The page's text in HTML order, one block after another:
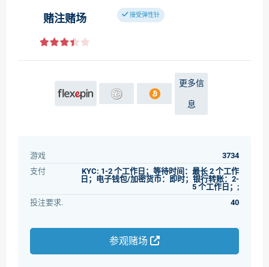
赌注赌场 接受弹性针
更多信
息
游戏
3734
支付
KYC: 1-2 个工作日；等待时间：最长 2 个工作
日；电子钱包/加密货币：即时；银行转账：2-
5 个工作日；;
投注要求.
40
参观赌场